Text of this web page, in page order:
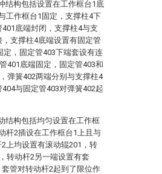
结构包括设置在工作框台1底
工作框台1固定，支撑柱4下
底端封闭，支撑柱4与支
支撑柱4底端设置有固定管
定，固定管403下端套设有连
401底端固定，固定管403和
弹簧402两端分别与支撑柱4
与固定管403对弹簧402起
结构包括均匀设置在工作框
杆2插设在工作框台1上且与
上均设置有滚动辊201，转
转动杆2另一端设置有套
管对转动杆2起到了限位作